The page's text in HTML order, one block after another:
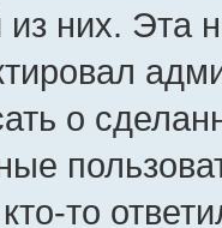
них. Эта
о
то